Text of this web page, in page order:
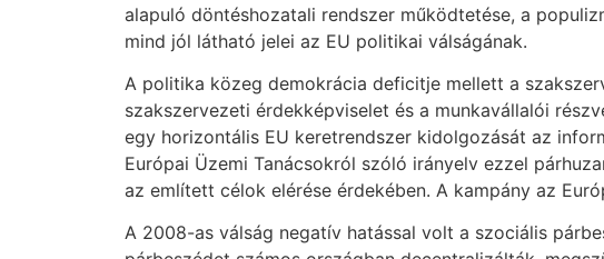
alapuló döntéshozatali rendszer működtetése, a
mind jól látható jelei az EU politikai válságának.
A politika közeg demokrácia deficitje mellett a
szakszervezeti érdekképviselet és a munkavállalói
egy horizontális EU keretrendszer kidolgozását az
Európai Üzemi Tanácsokról szóló irányelv ezzel
az említett célok elérése érdekében. A kampány az
A 2008-as válság negatív hatással volt a szociális